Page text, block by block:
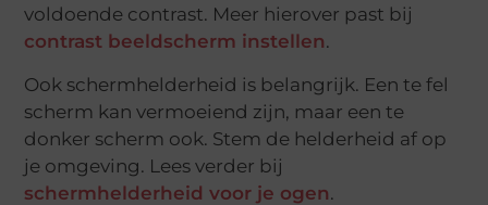
voldoende contrast. Meer hierover past bij
contrast beeldscherm instellen.
Ook schermhelderheid is belangrijk. Een te fel
scherm kan vermoeiend zijn, maar een te
donker scherm ook. Stem de helderheid af op
je omgeving. Lees verder bij
schermhelderheid voor je ogen.